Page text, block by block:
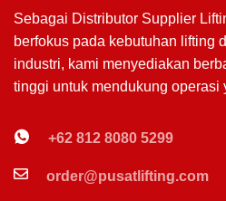
Sebagai Distributor Supplier
berfokus pada kebutuhan lifting
industri, kami menyediakan
tinggi untuk mendukung operasi
+62 812 8080 5299
order@pusatlifting.com